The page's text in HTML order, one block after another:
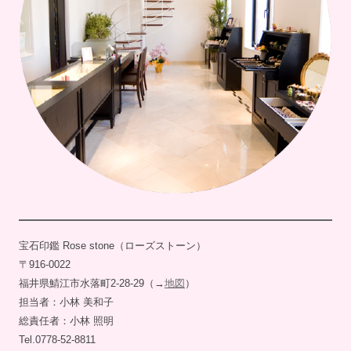
宝石印鑑 Rose stone（ローズストーン）
〒916-0022
福井県鯖江市水落町2-28-29（→地図 ）
担当者：小林 美和子
総責任者：小林 照明
Tel.0778-52-8811